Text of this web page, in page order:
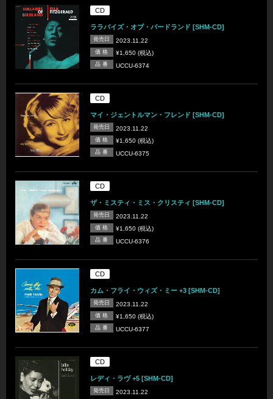
CD
ララバイズ・オブ・バードランド [SHM-CD]
発売日 2023.11.22
価 格 ¥1,650 (税込)
品 番 UCCU-6374
CD
マイ・ジェントルマン・フレンド [SHM-CD]
発売日 2023.11.22
価 格 ¥1,650 (税込)
品 番 UCCU-6375
CD
ザ・ミスティ・ミス・クリスティ [SHM-CD]
発売日 2023.11.22
価 格 ¥1,650 (税込)
品 番 UCCU-6376
CD
カム・フライ・ウィズ・ミー +3 [SHM-CD]
発売日 2023.11.22
価 格 ¥1,650 (税込)
品 番 UCCU-6377
CD
レディ・ラヴ +5 [SHM-CD]
発売日 2023.11.22